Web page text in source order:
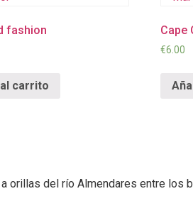
fashion
carrito
Cape
€6.00
orillas del río Almendares entre los